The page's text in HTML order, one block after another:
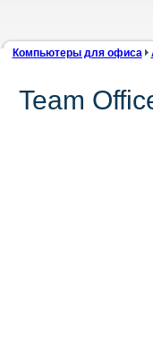
Компьютеры для офиса
Team